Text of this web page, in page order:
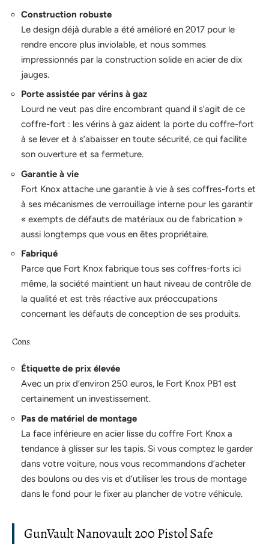
Construction robuste
Le design déjà durable a été amélioré en 2017 pour le
rendre encore plus inviolable, et nous sommes
impressionnés par la construction solide en acier de dix
jauges.
Porte assistée par vérins à gaz
Lourd ne veut pas dire encombrant quand il s’agit de ce
coffre-fort : les vérins à gaz aident la porte du coffre-fort
à se lever et à s’abaisser en toute sécurité, ce qui facilite
son ouverture et sa fermeture.
Garantie à vie
Fort Knox attache une garantie à vie à ses coffres-forts et
à ses mécanismes de verrouillage interne pour les garantir
« exempts de défauts de matériaux ou de fabrication »
aussi longtemps que vous en êtes propriétaire.
Fabriqué
Parce que Fort Knox fabrique tous ses coffres-forts ici
même, la société maintient un haut niveau de contrôle de
la qualité et est très réactive aux préoccupations
concernant les défauts de conception de ses produits.
Cons
Étiquette de prix élevée
Avec un prix d’environ 250 euros, le Fort Knox PB1 est
certainement un investissement.
Pas de matériel de montage
La face inférieure en acier lisse du coffre Fort Knox a
tendance à glisser sur les tapis. Si vous comptez le garder
dans votre voiture, nous vous recommandons d’acheter
des boulons ou des vis et d’utiliser les trous de montage
dans le fond pour le fixer au plancher de votre véhicule.
GunVault Nanovault 200 Pistol Safe